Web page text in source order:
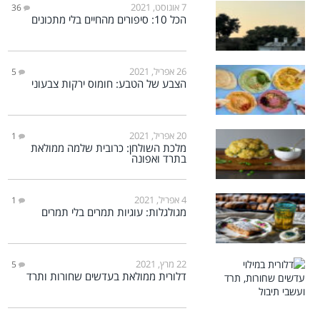
7 אוגוסט, 2021 36
הכל 10: סיפורים מהחיים בלי מתכונים
26 אפריל, 2021 5
הצבע של הטבע: חומוס ירקות צבעוני
20 אפריל, 2021 1
מלכת השולחן: כרובית שלמה ממולאת
בתרד ואפונה
4 אפריל, 2021 1
מגולגלות: עוגיות תמרים בלי תמרים
22 מרץ, 2021 5
דלורית ממולאת בעדשים שחורות ותרד